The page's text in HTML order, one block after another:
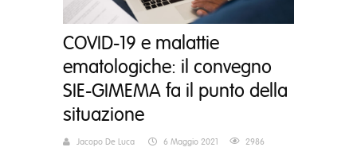
COVID-19 e malattie
ematologiche: il convegno
SIE-GIMEMA fa il punto della
situazione
Jacopo De Luca 6 Maggio 2021 2986